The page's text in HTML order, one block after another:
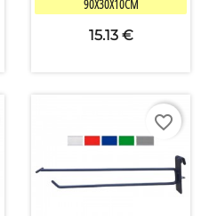
90X30X10CM
15.13 €
favorite_border
创建心愿单